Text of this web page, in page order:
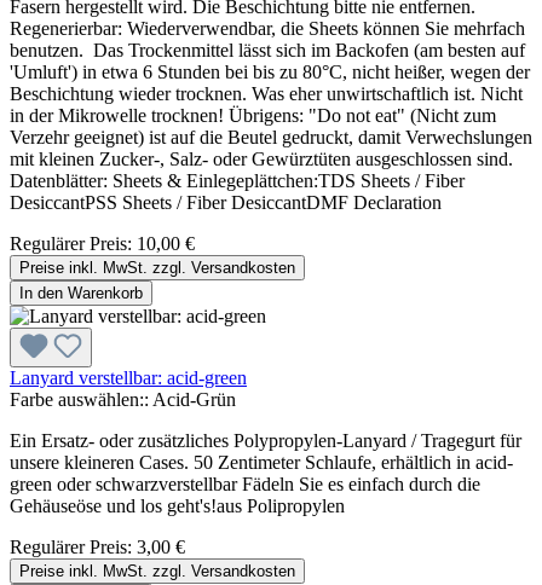
Fasern hergestellt wird. Die Beschichtung bitte nie entfernen.
Regenerierbar: Wiederverwendbar, die Sheets können Sie mehrfach
benutzen. Das Trockenmittel lässt sich im Backofen (am besten auf
'Umluft') in etwa 6 Stunden bei bis zu 80°C, nicht heißer, wegen der
Beschichtung wieder trocknen. Was eher unwirtschaftlich ist. Nicht
in der Mikrowelle trocknen! Übrigens: "Do not eat" (Nicht zum
Verzehr geeignet) ist auf die Beutel gedruckt, damit Verwechslungen
mit kleinen Zucker-, Salz- oder Gewürztüten ausgeschlossen sind.
Datenblätter: Sheets & Einlegeplättchen:TDS Sheets / Fiber
DesiccantPSS Sheets / Fiber DesiccantDMF Declaration
Regulärer Preis: 10,00 €
Preise inkl. MwSt. zzgl. Versandkosten
In den Warenkorb
Lanyard verstellbar: acid-green
Farbe auswählen:: Acid-Grün
Ein Ersatz- oder zusätzliches Polypropylen-Lanyard / Tragegurt für
unsere kleineren Cases. 50 Zentimeter Schlaufe, erhältlich in acid-
green oder schwarzverstellbar Fädeln Sie es einfach durch die
Gehäuseöse und los geht's!aus Polipropylen
Regulärer Preis: 3,00 €
Preise inkl. MwSt. zzgl. Versandkosten